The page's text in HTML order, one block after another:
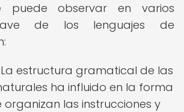
puede observar en varios
de los lenguajes de
La estructura gramatical de las
ha influido en la forma
organizan las instrucciones y